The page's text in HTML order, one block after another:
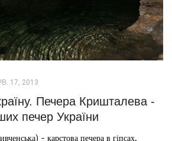
17, 2013
Печера Кришталева -
печер України
- карстова печера в гіпсах.